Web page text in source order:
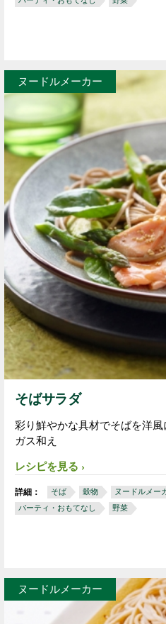
ヌードルメーカー
そばサラダ
彩り鮮やかな具材でそばを洋
ガス和え
レシピを見る
詳細： そば 穀物 ヌードルメー
パーティ・おもてなし
野菜
ヌードルメーカー